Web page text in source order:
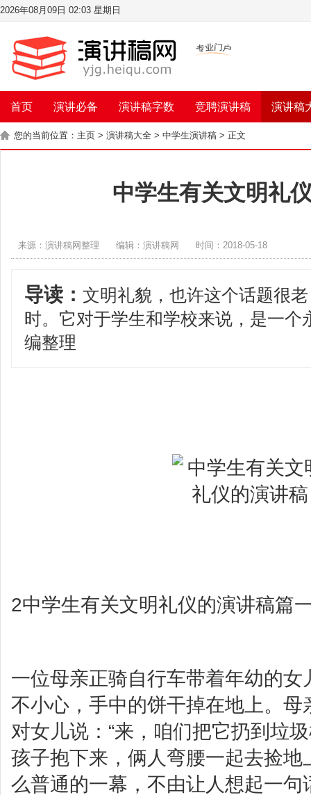
2026年08月09日 02:03 星期日
首页 演讲必备 演讲稿字数 竞聘演讲稿 演讲稿
您的当前位置： 主页 > 演讲稿大全 > 中学生演讲稿 > 正文
中学生有关文明礼
来源：演讲稿网整理 编辑：演讲稿网 时间：2018-05-18
导读： 文明礼貌，也许这个话题很
时。它对于学生和学校来说，是一个
编整理
2中学生有关文明礼仪的演讲稿篇
一位母亲正骑自行车带着年幼的
不小心，手中的饼干掉在地上。母
对女儿说：“来，咱们把它扔到垃
孩子抱下来，俩人弯腰一起去捡地
么普通的一幕，不由让人想起一句